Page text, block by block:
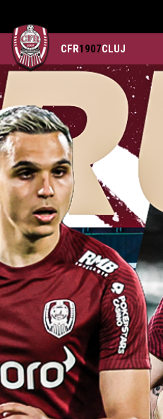
CFR1907CLUJ